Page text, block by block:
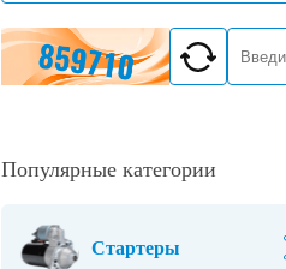
Популярные категории
Стартеры